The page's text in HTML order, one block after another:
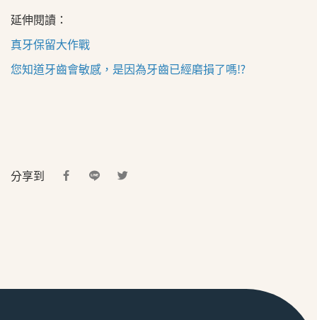
延伸閱讀：
真牙保留大作戰
您知道牙齒會敏感，是因為牙齒已經磨損了嗎⁉
分享到